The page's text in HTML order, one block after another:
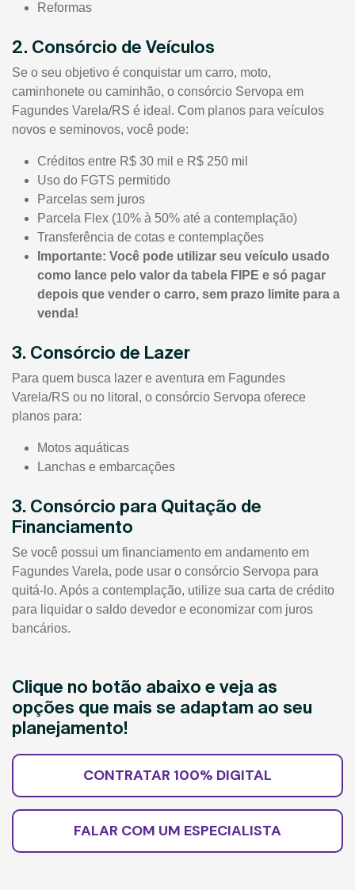
Reformas
2. Consórcio de Veículos
Se o seu objetivo é conquistar um carro, moto,
caminhonete ou caminhão, o consórcio Servopa em
Fagundes Varela/RS é ideal. Com planos para veículos
novos e seminovos, você pode:
Créditos entre R$ 30 mil e R$ 250 mil
Uso do FGTS permitido
Parcelas sem juros
Parcela Flex (10% à 50% até a contemplação)
Transferência de cotas e contemplações
Importante: Você pode utilizar seu veículo usado
como lance pelo valor da tabela FIPE e só pagar
depois que vender o carro, sem prazo limite para a
venda!
3. Consórcio de Lazer
Para quem busca lazer e aventura em Fagundes
Varela/RS ou no litoral, o consórcio Servopa oferece
planos para:
Motos aquáticas
Lanchas e embarcações
3. Consórcio para Quitação de
Financiamento
Se você possui um financiamento em andamento em
Fagundes Varela, pode usar o consórcio Servopa para
quitá-lo. Após a contemplação, utilize sua carta de crédito
para liquidar o saldo devedor e economizar com juros
bancários.
Clique no botão abaixo e veja as
opções que mais se adaptam ao seu
planejamento!
CONTRATAR 100% DIGITAL
FALAR COM UM ESPECIALISTA